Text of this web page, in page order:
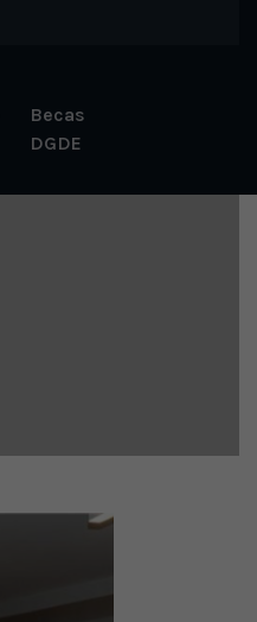
Becas
DGDE